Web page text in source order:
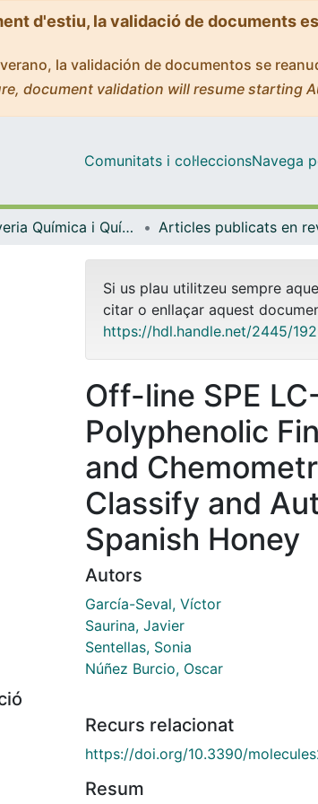
d'estiu, la validació de documents
la validación de documentos se
document validation will resume starting
Comunitats i col·leccionsNavega
Enginyeria Química i Química Analítica
Si us plau utilitzeu sempre
citar o enllaçar aquest
https://hdl.handle.net/2445/
Off-line SPE
Polyphenolic
and
Classify and
Spanish Honey
Autors
García-Seval, Víctor
Saurina, Javier
Sentellas, Sonia
Núñez Burcio, Oscar
Recurs relacionat
https://doi.org/10.3390/
Resum